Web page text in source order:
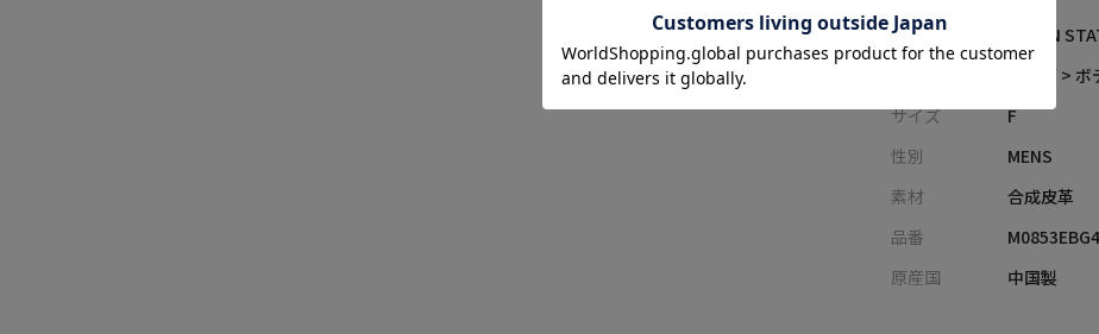
レーベル
UNION
バッグ >
サイズ
F
性別
MENS
素材
合成皮革
品番
原産国
中国製